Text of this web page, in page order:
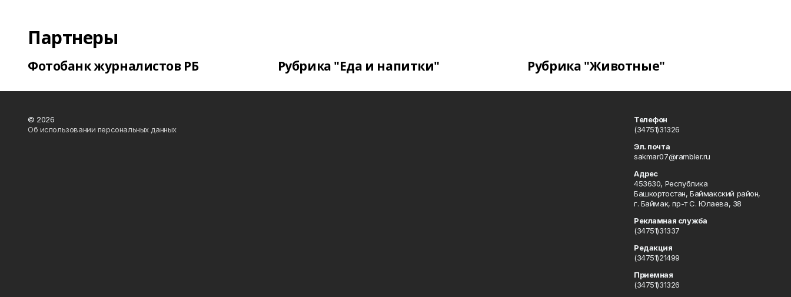
Партнеры
Фотобанк журналистов РБ Рубрика "Еда и напитки" Рубрика "Животные"
© 2026
Об использовании персональных данных
Телефон
(34751)31326
Эл. почта
sakmar07@rambler.ru
Адрес
453630, Республика
Башкортостан, Баймакский район,
г. Баймак, пр-т С. Юлаева, 38
Рекламная служба
(34751)31337
Редакция
(34751)21499
Приемная
(34751)31326